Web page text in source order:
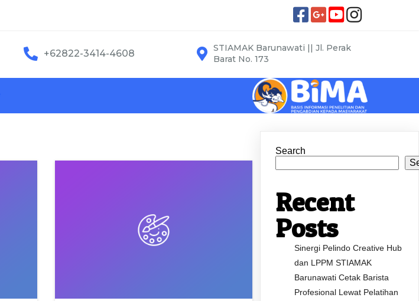
+62822-3414-4608
STIAMAK Barunawati || Jl. Perak
Barat No. 173
Search
Recent
Posts
Sinergi Pelindo Creative Hub
dan LPPM STIAMAK
Barunawati Cetak Barista
Profesional Lewat Pelatihan